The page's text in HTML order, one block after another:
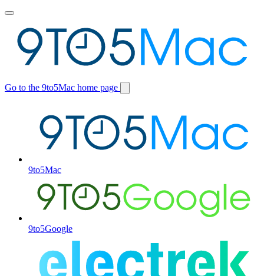
Toggle
menu
Go to the 9to5Mac home page
Switch
9to5Mac
9to5Google